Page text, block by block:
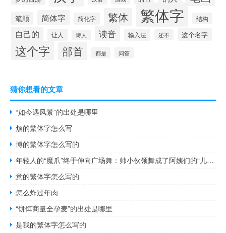
笔顺 简体字 简化字 繁体 繁体字 结构
自己的 让人 诗人 读音 输入法 还不 这个名字
这个字 部首 都是 问答
猜你想看的文章
“如今遇风景”的出处是哪里
烦的繁体字怎么写
博的繁体字怎么写的
年轻人的“魔爪”终于伸向广场舞：帅小伙领舞成了阿姨们的“儿子” 到底什么情况呢
意的繁体字怎么写的
怎么炸过年肉
“饼饵商量全孕麦”的出处是哪里
是我的繁体字怎么写的